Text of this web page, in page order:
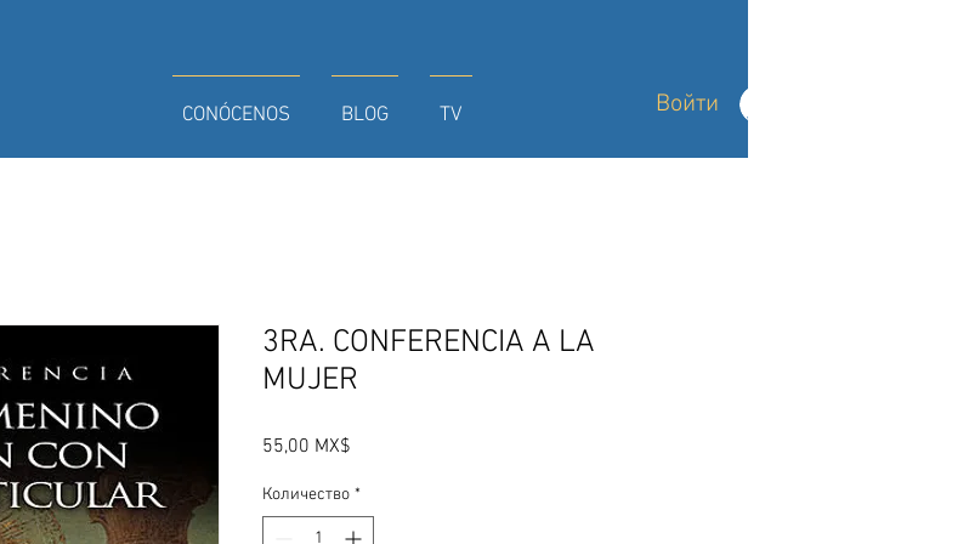
CONÓCENOS BLOG TV Войти
3RA. CONFERENCIA A LA
MUJER
55,00 MX$
Количество *